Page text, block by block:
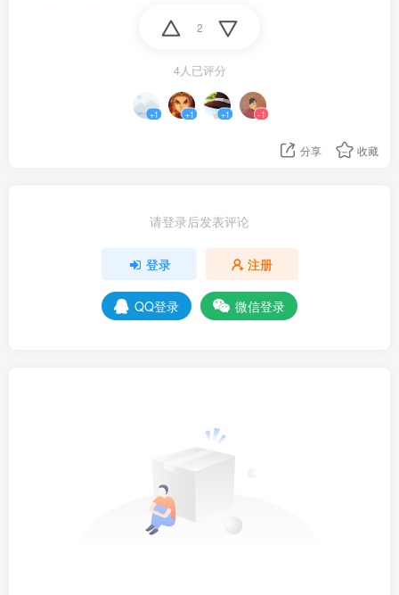
2
4人已评分
+1 +1 +1 -1
分享 收藏
请登录后发表评论
登录 注册
QQ登录 微信登录